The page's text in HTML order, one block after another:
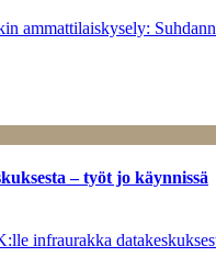
ammattilaiskysely:
– työt jo käynnissä
infraurakka